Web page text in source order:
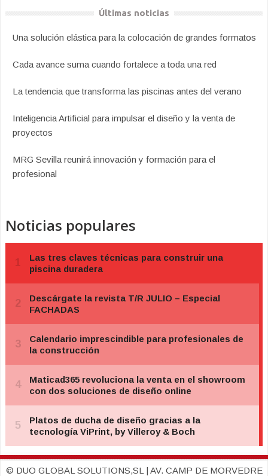
Últimas noticias
Una solución elástica para la colocación de grandes formatos
Cada avance suma cuando fortalece a toda una red
La tendencia que transforma las piscinas antes del verano
Inteligencia Artificial para impulsar el diseño y la venta de
proyectos
MRG Sevilla reunirá innovación y formación para el
profesional
Noticias populares
© DUO GLOBAL SOLUTIONS,SL | AV. CAMP DE MORVEDRE